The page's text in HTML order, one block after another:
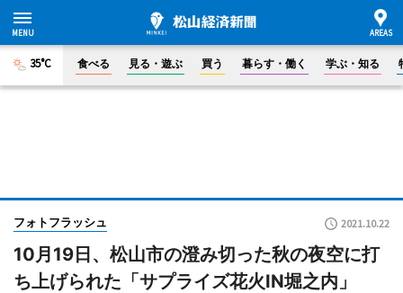
35°C 食べる 見る・遊ぶ 買う 暮らす・働く 学ぶ・知る
フォトフラッシュ 2021.10.22
10月19日、松山市の澄み切った秋の夜空に打
ち上げられた「サプライズ花火IN堀之内」